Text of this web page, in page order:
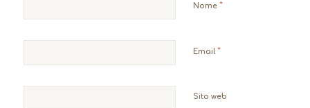
Nome *
Email *
Sito web